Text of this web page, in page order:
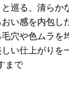
巡る、清らか
い感を内包し
穴や色ムラを
い仕上がりを
まで